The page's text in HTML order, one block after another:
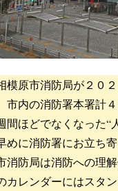
原市消防局が２０２
市内の消防署本署計
間ほどでなくなった“
めに消防署にお立ち
防局は消防への理解
カレンダーにはスタ